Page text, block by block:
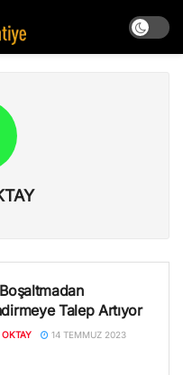
Talep Artıyor
14 TEMMUZ 2023